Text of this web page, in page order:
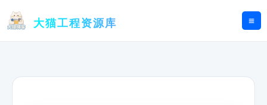
大猫工程资源库